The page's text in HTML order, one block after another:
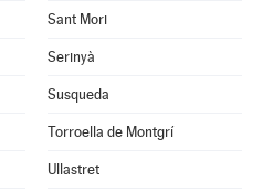
Sant Mori
Serinyà
Susqueda
Torroella de Montgrí
Ullastret